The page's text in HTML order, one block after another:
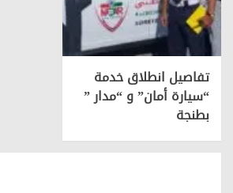
تفاصيل انطلاق خدمة
“سيارة أمان” و “مدار ”
بطنجة